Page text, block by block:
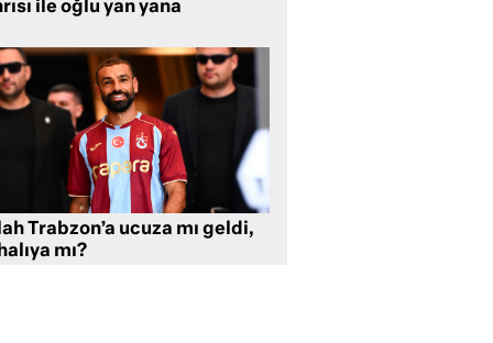
ile oğlu yan yana
Trabzon’a ucuza mı geldi,
mı?